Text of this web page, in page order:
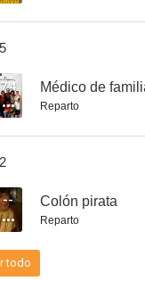
7.4 Médico de
Reparto
-- Colón pirata
Reparto
todo